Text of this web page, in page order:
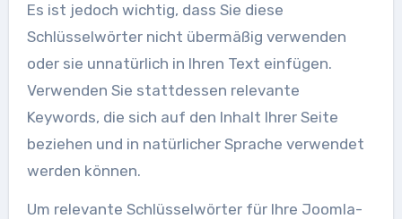
Es ist jedoch wichtig, dass Sie diese
Schlüsselwörter nicht übermäßig verwenden
oder sie unnatürlich in Ihren Text einfügen.
Verwenden Sie stattdessen relevante
Keywords, die sich auf den Inhalt Ihrer Seite
beziehen und in natürlicher Sprache verwendet
werden können.
Um relevante Schlüsselwörter für Ihre Joomla-